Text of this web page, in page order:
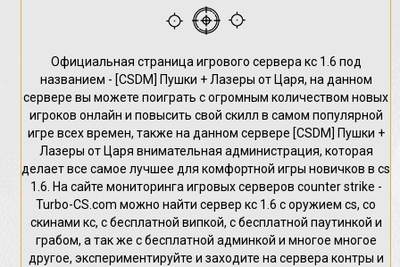
Официальная страница игрового сервера кс 1.6 под
названием - [CSDM] Пушки + Лазеры от Царя, на данном
сервере вы можете поиграть с огромным количеством новых
игроков онлайн и повысить свой скилл в самом популярной
игре всех времен, также на данном сервере [CSDM] Пушки +
Лазеры от Царя внимательная администрация, которая
делает все самое лучшее для комфортной игры новичков в cs
1.6. На сайте мониторинга игровых серверов counter strike -
Turbo-CS.com можно найти сервер кс 1.6 с оружием cs, со
скинами кс, с бесплатной випкой, с бесплатной паутинкой и
грабом, а так же с бесплатной админкой и многое многое
другое, экспериментируйте и заходите на сервера контры и